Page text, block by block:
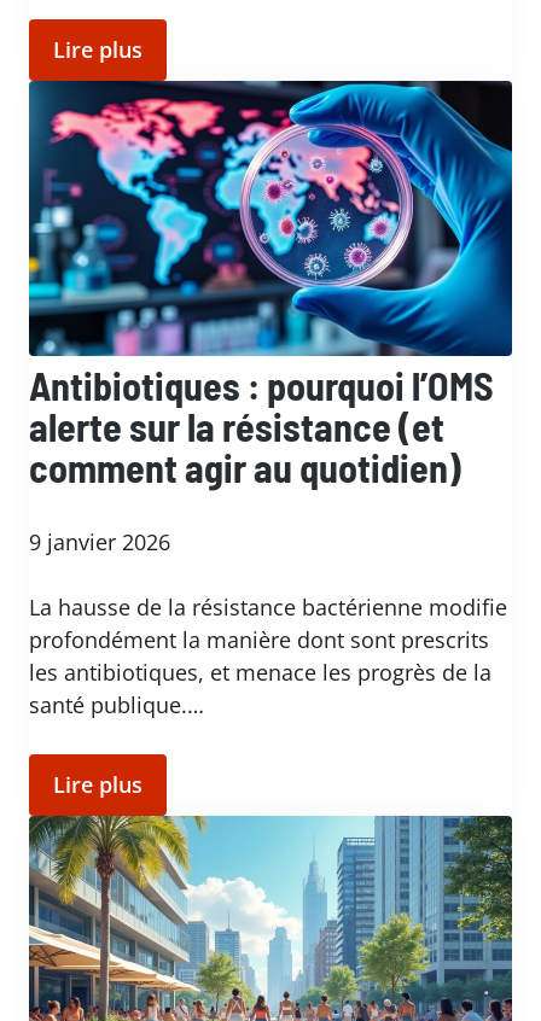
Lire plus
Antibiotiques : pourquoi l’OMS
alerte sur la résistance (et
comment agir au quotidien)
9 janvier 2026
La hausse de la résistance bactérienne modifie
profondément la manière dont sont prescrits
les antibiotiques, et menace les progrès de la
santé publique.…
Lire plus